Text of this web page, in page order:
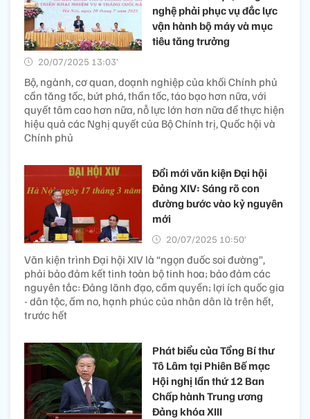
nghệ phải phục vụ đắc lực
vận hành bộ máy và mục
tiêu tăng trưởng
20/07/2025 13:03’
Bộ, ngành, cơ quan, doạnh nghiệp của khối Chính phủ
cần tăng tốc, bứt phá, thần tốc, táo bạo hơn nữa, với
quyết tâm cao hơn nữa, nỗ lực lớn hơn nữa để thực hiện
hiệu quả các Nghị quyết của Bộ Chính trị, Quốc hội và
Chính phủ
Đổi mới văn kiện Đại hội
Đảng XIV: Sáng rõ con
đường bước vào kỷ nguyên
mới
20/07/2025 10:50’
Văn kiện trình Đại hội XIV là “ngọn đuốc soi đường”,
phải bảo đảm kết tinh toàn bộ tinh hoa; bảo đảm các
nguyên tắc: Đảng lãnh đạo, cầm quyền; lợi ích quốc gia
- dân tộc, ấm no, hạnh phúc của nhân dân là trên hết,
trước hết
Phát biểu của Tổng Bí thư
Tô Lâm tại Phiên Bế mạc
Hội nghị lần thứ 12 Ban
Chấp hành Trung ương
Đảng khóa XIII